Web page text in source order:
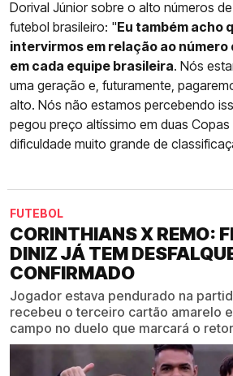
Dorival Júnior sobre o alto números
futebol brasileiro: "Eu também acho
intervirmos em relação ao
em cada equipe brasileira. Nós
uma geração e, futuramente,
alto. Nós não estamos percebendo
pegou preço altíssimo em duas
dificuldade muito grande de
FUTEBOL
CORINTHIANS X REMO:
DINIZ JÁ TEM
CONFIRMADO
Jogador estava pendurado na
recebeu o terceiro cartão amarelo
campo no duelo que marcará o